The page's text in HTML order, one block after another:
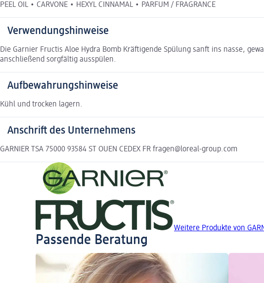
PEEL OIL • CARVONE • HEXYL CINNAMAL • PARFUM / FRAGRANCE
Verwendungshinweise
Die Garnier Fructis Aloe Hydra Bomb Kräftigende Spülung sanft ins nasse,
anschließend sorgfältig ausspülen.
Aufbewahrungshinweise
Kühl und trocken lagern.
Anschrift des Unternehmens
GARNIER TSA 75000 93584 ST OUEN CEDEX FR fragen@loreal-group.com
Weitere Produkte von
Passende Beratung